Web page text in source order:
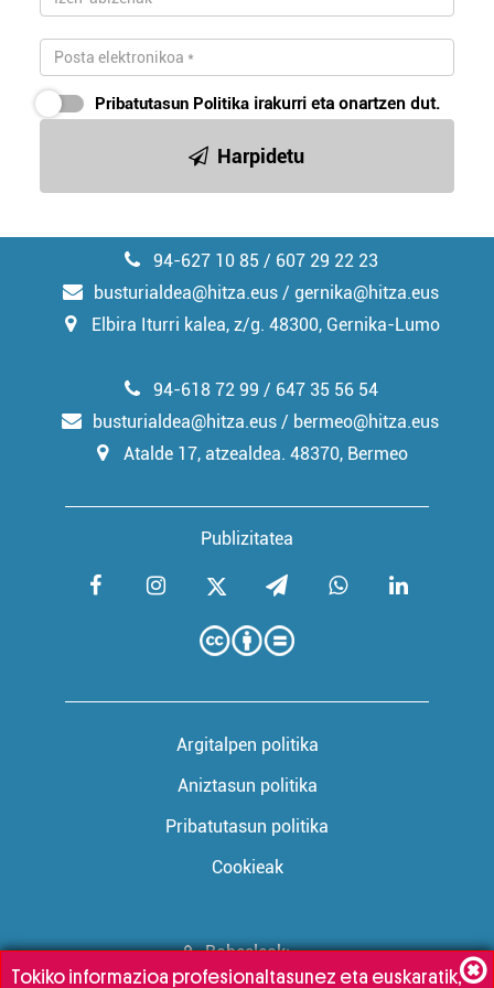
Pribatutasun Politika irakurri eta onartzen dut.
Harpidetu
94-627 10 85 / 607 29 22 23
busturialdea@hitza.eus / gernika@hitza.eus
Elbira Iturri kalea, z/g. 48300, Gernika-Lumo
Publizitatea
94-618 72 99 / 647 35 56 54
busturialdea@hitza.eus / bermeo@hitza.eus
Atalde 17, atzealdea. 48370, Bermeo
Argitalpen politika
Aniztasun politika
Pribatutasun politika
Cookieak
Babesleak:
Tokiko informazioa profesionaltasunez eta euskaratik,